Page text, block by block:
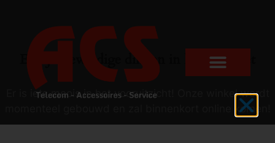
Er zijn geweldige dingen in het verschiet
Er is iets moois in het vooruitzicht! Onze winkel wordt
momenteel gebouwd en zal binnenkort online komen!